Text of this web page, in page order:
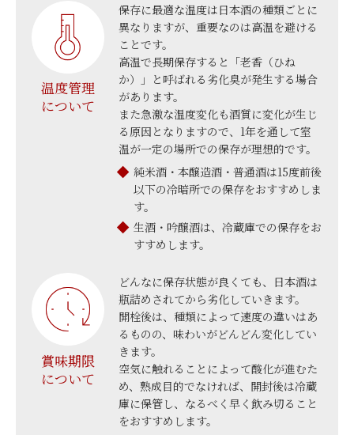
温度管理
について
保存に最適な温度は日本酒の種類ごとに
異なりますが、重要なのは高温を避ける
ことです。
高温で長期保存すると「老香（ひね
か）」と呼ばれる劣化臭が発生する場合
があります。
また急激な温度変化も酒質に変化が生じ
る原因となりますので、1年を通して室
温が一定の場所での保存が理想的です。
純米酒・本醸造酒・普通酒は15度前後
以下の冷暗所での保存をおすすめしま
す。
生酒・吟醸酒は、冷蔵庫での保存をお
すすめします。
賞味期限
について
どんなに保存状態が良くても、日本酒は
瓶詰めされてから劣化していきます。
開栓後は、種類によって速度の違いはあ
るものの、味わいがどんどん変化してい
きます。
空気に触れることによって酸化が進むた
め、熟成目的でなければ、開封後は冷蔵
庫に保管し、なるべく早く飲み切ること
をおすすめします。